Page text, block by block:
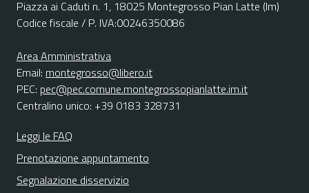
Piazza ai Caduti n. 1, 18025 Montegrosso Pian Latte (Im)
Codice fiscale / P. IVA:00246350086
Area Amministrativa
Email: montegrosso@libero.it
PEC: pec@pec.comune.montegrossopianlatte.im.it
Centralino unico: +39 0183 328731
Leggi le FAQ
Prenotazione appuntamento
Segnalazione disservizio